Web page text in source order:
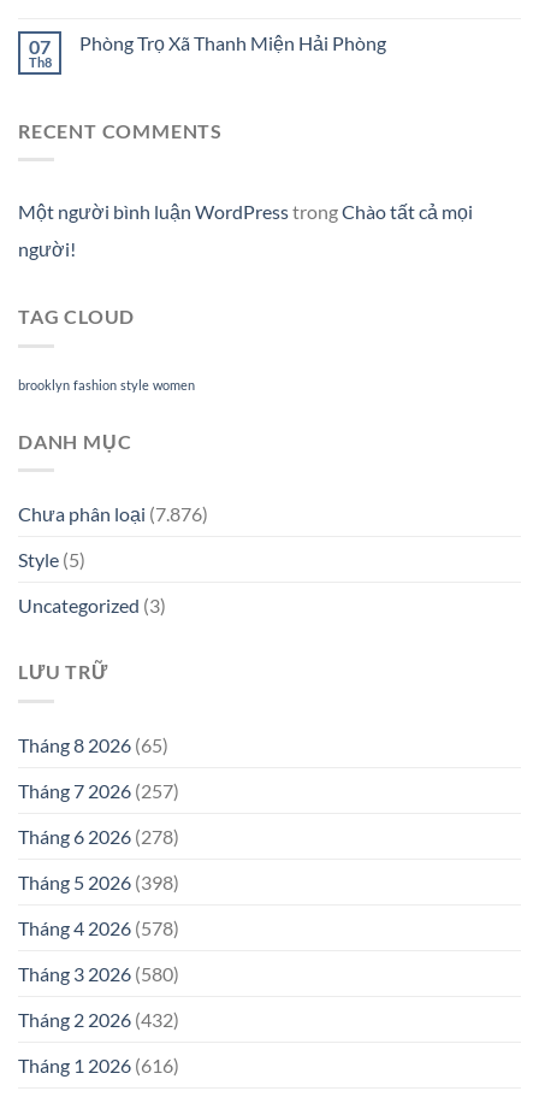
07
Th8
Phòng Trọ Xã Thanh Miện Hải Phòng
RECENT COMMENTS
Một người bình luận WordPresstrongChào tất cả mọi
người!
TAG CLOUD
brooklyn fashion style women
DANH MỤC
Chưa phân loại (7.876)
Style (5)
Uncategorized (3)
LƯU TRỮ
Tháng 8 2026 (65)
Tháng 7 2026 (257)
Tháng 6 2026 (278)
Tháng 5 2026 (398)
Tháng 4 2026 (578)
Tháng 3 2026 (580)
Tháng 2 2026 (432)
Tháng 1 2026 (616)